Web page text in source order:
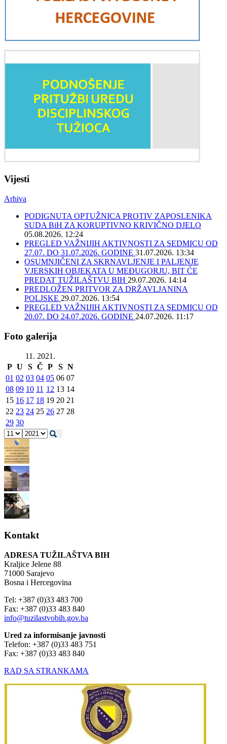
Vijesti
Arhiva
PODIGNUTA OPTUŽNICA PROTIV ZAPOSLENIKA
SUDA BiH ZA KORUPTIVNO KRIVIČNO DJELO
05.08.2026. 12:24
PREGLED VAŽNIJIH AKTIVNOSTI ZA SEDMICU OD
27.07. DO 31.07.2026. GODINE 31.07.2026. 13:34
OSUMNJIČENI ZA SKRNAVLJENJE I PALJENJE
VJERSKIH OBJEKATA U MEĐUGORJU, BIT ĆE
PREDAT TUŽILAŠTVU BIH 29.07.2026. 14:14
PREDLOŽEN PRITVOR ZA DRŽAVLJANINA
POLJSKE 29.07.2026. 13:54
PREGLED VAŽNIJIH AKTIVNOSTI ZA SEDMICU OD
20.07. DO 24.07.2026. GODINE 24.07.2026. 11:17
Foto galerija
11. 2021.
P U S Č P S N
01 02 03 04 05 06 07
08 09 10 11 12 13 14
15 16 17 18 19 20 21
22 23 24 25 26 27 28
29 30
Kontakt
ADRESA TUŽILAŠTVA BIH
Kraljice Jelene 88
71000 Sarajevo
Bosna i Hercegovina
Tel: +387 (0)33 483 700
Fax: +387 (0)33 483 840
info@tuzilastvobih.gov.ba
Ured za informisanje javnosti
Telefon: +387 (0)33 483 751
Fax: +387 (0)33 483 840
RAD SA STRANKAMA